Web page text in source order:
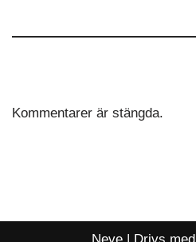
Kommentarer är stängda.